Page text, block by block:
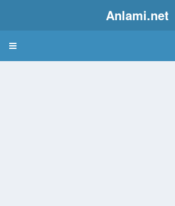
Anlami.net
Bulmaca